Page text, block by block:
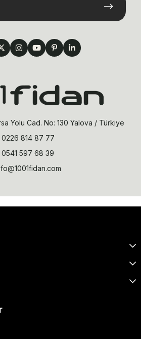
Yolu Cad. No: 130 Yalova / Türkiye
0226 814 87 77
0541 597 68 39